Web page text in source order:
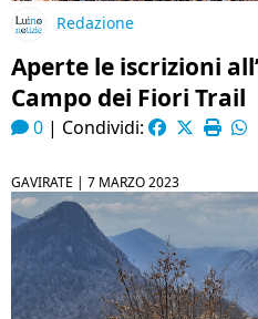
Redazione
Aperte le iscrizioni
Campo dei Fiori Trail
0 | Condividi:
GAVIRATE | 7 MARZO 2023